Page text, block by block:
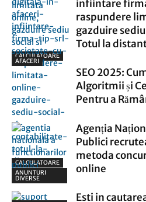
CALCULATOARE
CALCULATOARE
infiintare
raspundere
gazduire
Totul la
AFACERI
SEO 2025:
Algoritmii și
Pentru a
ANUNTURI
DIVERSE
Agenția
Publici
metoda
online
Esti in